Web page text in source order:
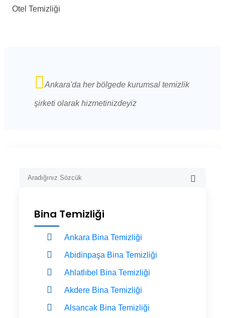
Otel Temizliği
Ankara'da her bölgede kurumsal temizlik
şirketi olarak hizmetinizdeyiz
Bina Temizliği
Ankara Bina Temizliği
Abidinpaşa Bina Temizliği
Ahlatlıbel Bina Temizliği
Akdere Bina Temizliği
Alsancak Bina Temizliği